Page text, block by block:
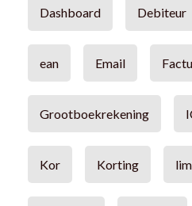
Dashboard Debiteur
ean Email
Grootboekrekening
Kor Korting